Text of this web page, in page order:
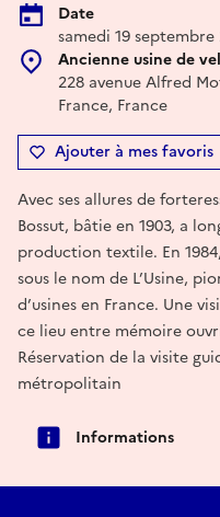
Date
samedi 19 septembre
Ancienne usine de
228 avenue Alfred
France, France
Ajouter à mes favoris
Avec ses allures de
Bossut, bâtie en 1903, a
production textile. En
sous le nom de L’Usine,
d’usines en France. Une
ce lieu entre mémoire
Réservation de la visite
métropolitain
Informations